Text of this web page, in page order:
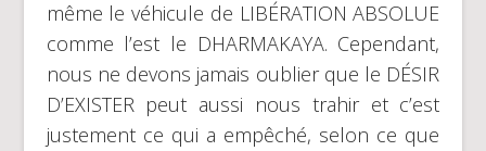
même le véhicule de LIBÉRATION ABSOLUE
comme l’est le DHARMAKAYA. Cependant,
nous ne devons jamais oublier que le DÉSIR
D’EXISTER peut aussi nous trahir et c’est
justement ce qui a empêché, selon ce que